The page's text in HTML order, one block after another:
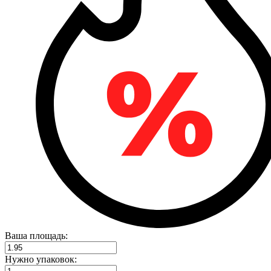
Ваша площадь:
Нужно упаковок: